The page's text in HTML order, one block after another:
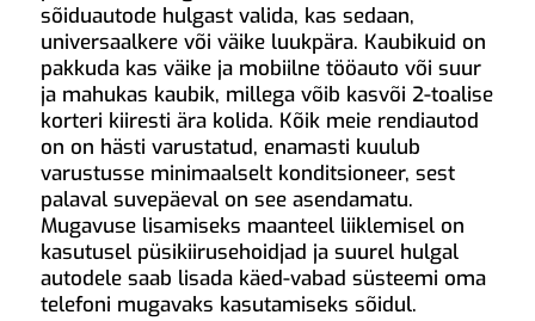
sõiduautode hulgast valida, kas sedaan,
universaalkere või väike luukpära. Kaubikuid on
pakkuda kas väike ja mobiilne tööauto või suur
ja mahukas kaubik, millega võib kasvõi 2-toalise
korteri kiiresti ära kolida. Kõik meie rendiautod
on on hästi varustatud, enamasti kuulub
varustusse minimaalselt konditsioneer, sest
palaval suvepäeval on see asendamatu.
Mugavuse lisamiseks maanteel liiklemisel on
kasutusel püsikiirusehoidjad ja suurel hulgal
autodele saab lisada käed-vabad süsteemi oma
telefoni mugavaks kasutamiseks sõidul.